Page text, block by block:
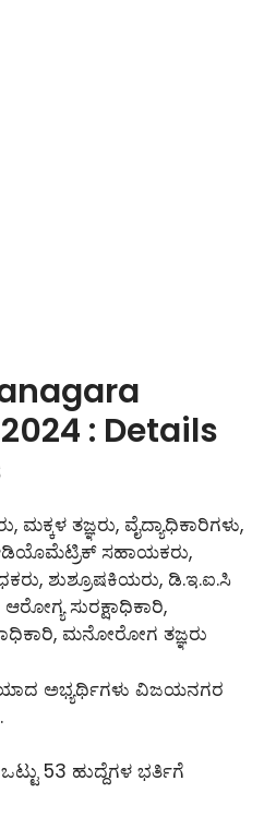
: Details
ಮಕ್ಕಳ ತಜ್ಞರು, ವೈದ್ಯಾಧಿಕಾರಿಗಳು,
ಆಡಿಯೊಮೆಟ್ರಿಕ್ ಸಹಾಯಕರು,
ಶುಶ್ರೂಷಕಿಯರು, ಡಿ.ಇ.ಐ.ಸಿ
ಸುರಕ್ಷಾಧಿಕಾರಿ,
ಮನೋರೋಗ ತಜ್ಞರು
ಅಭ್ಯರ್ಥಿಗಳು ವಿಜಯನಗರ
ಒಟ್ಟು 53 ಹುದ್ದೆಗಳ ಭರ್ತಿಗೆ